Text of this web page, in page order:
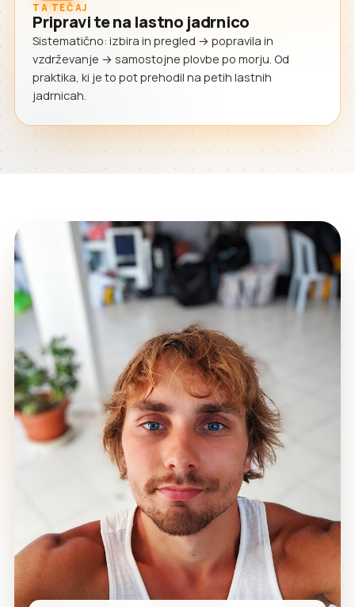
TA TEČAJ
Pripravi te na lastno jadrnico
Sistematično: izbira in pregled → popravila in
vzdrževanje → samostojne plovbe po morju. Od
praktika, ki je to pot prehodil na petih lastnih
jadrnicah.